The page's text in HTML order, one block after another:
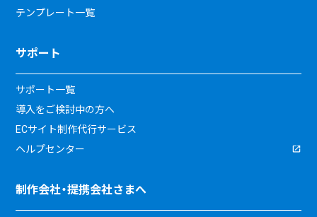
テンプレート一覧
サポート
サポート一覧
導入をご検討中の方へ
ECサイト制作代行サービス
ヘルプセンター
制作会社・提携会社さまへ